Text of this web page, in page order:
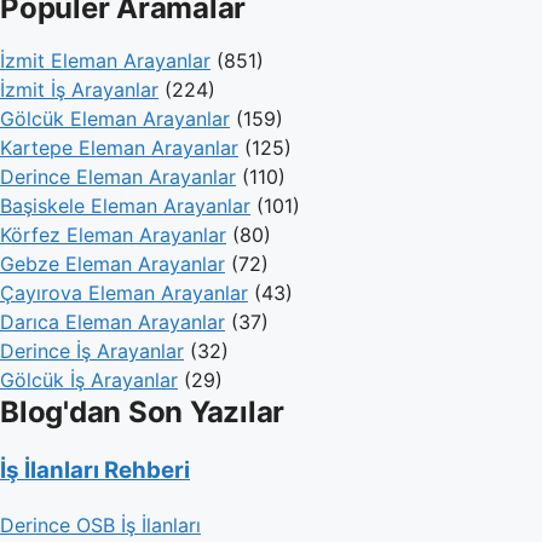
Popüler Aramalar
İzmit Eleman Arayanlar (851)
İzmit İş Arayanlar (224)
Gölcük Eleman Arayanlar (159)
Kartepe Eleman Arayanlar (125)
Derince Eleman Arayanlar (110)
Başiskele Eleman Arayanlar (101)
Körfez Eleman Arayanlar (80)
Gebze Eleman Arayanlar (72)
Çayırova Eleman Arayanlar (43)
Darıca Eleman Arayanlar (37)
Derince İş Arayanlar (32)
Gölcük İş Arayanlar (29)
Blog'dan Son Yazılar
İş İlanları Rehberi
Derince OSB İş İlanları